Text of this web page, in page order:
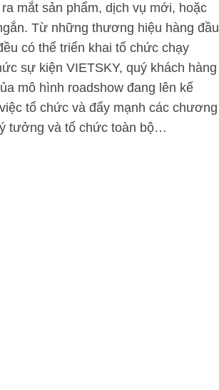
mắt sản phẩm, dịch vụ mới, hoặc
Từ những thương hiệu hàng đầu
có thể triển khai tổ chức chạy
sự kiện VIETSKY, quý khách hàng
mô hình roadshow đang lên kế
tổ chức và đẩy mạnh các chương
tưởng và tổ chức toàn bộ…